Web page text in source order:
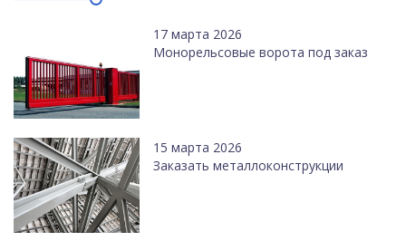
17 марта 2026
Монорельсовые ворота под заказ
15 марта 2026
Заказать металлоконструкции